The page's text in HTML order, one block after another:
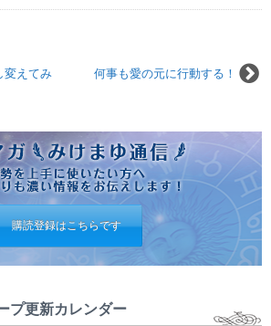
何事も愛の元に行動する！
変えてみ
購読登録はこちらです
プ更新カレンダー